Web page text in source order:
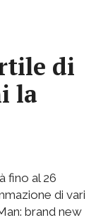
di
la
fino al 26
di vari
brand new